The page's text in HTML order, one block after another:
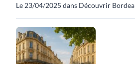
Le 23/04/2025 dans Découvrir